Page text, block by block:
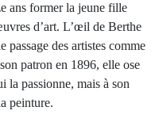
ans former la jeune fille
d’art. L’œil de Berthe
passage des artistes comme
patron en 1896, elle ose
la passionne, mais à son
peinture.